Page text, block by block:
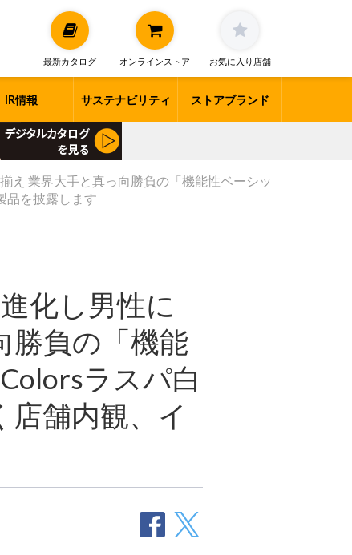
最新カタログ オンラインストア お気に入り店舗
IR情報 サステナビリティ ストアブランド
え 業界大手と真っ向勝負の「機能性ベーシッ
品を披露します
化し男性に
勝負の「機能
ラスパ白
舗内観、イ